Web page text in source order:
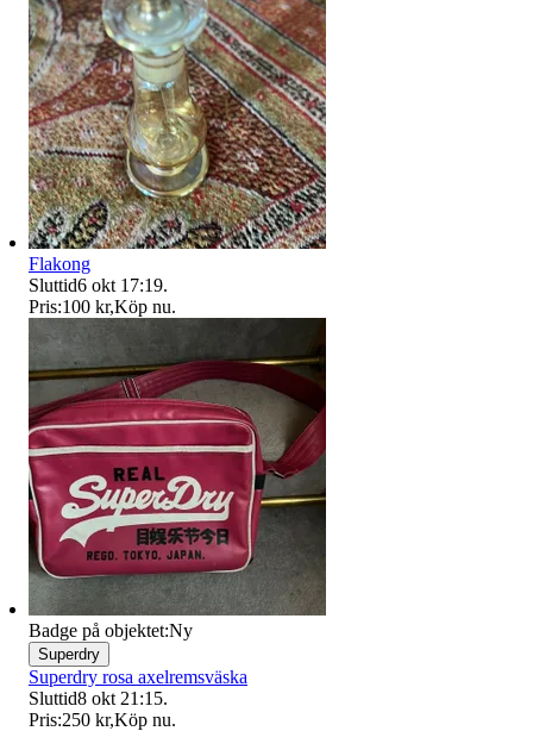
Flakong
Sluttid6 okt 17:19.
Pris:100 kr,Köp nu.
Badge på objektet:Ny
Superdry
Superdry rosa axelremsväska
Sluttid8 okt 21:15.
Pris:250 kr,Köp nu.